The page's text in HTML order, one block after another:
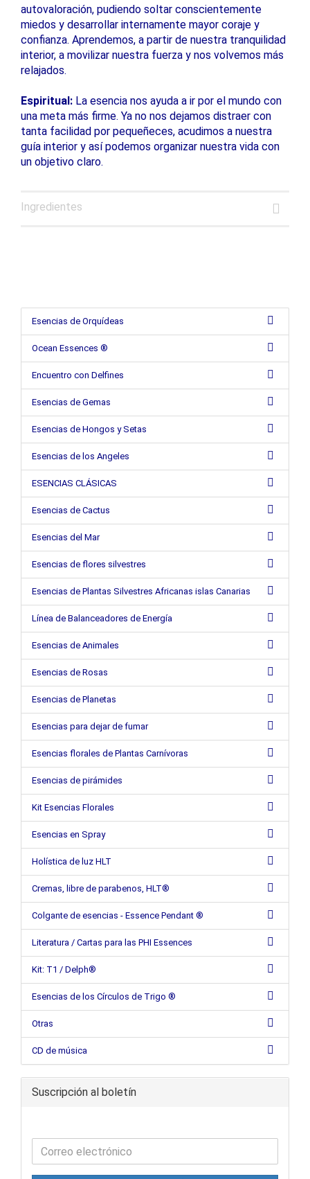
autovaloración, pudiendo soltar conscientemente
miedos y desarrollar internamente mayor coraje y
confianza. Aprendemos, a partir de nuestra tranquilidad
interior, a movilizar nuestra fuerza y nos volvemos más
relajados.
Espiritual: La esencia nos ayuda a ir por el mundo con
una meta más firme. Ya no nos dejamos distraer con
tanta facilidad por pequeñeces, acudimos a nuestra
guía interior y así podemos organizar nuestra vida con
un objetivo claro.
Ingredientes
Esencias de Orquídeas
Ocean Essences ®
Encuentro con Delfines
Esencias de Gemas
Esencias de Hongos y Setas
Esencias de los Angeles
ESENCIAS CLÁSICAS
Esencias de Cactus
Esencias del Mar
Esencias de flores silvestres
Esencias de Plantas Silvestres Africanas islas Canarias
Línea de Balanceadores de Energía
Esencias de Animales
Esencias de Rosas
Esencias de Planetas
Esencias para dejar de fumar
Esencias florales de Plantas Carnívoras
Esencias de pirámides
Kit Esencias Florales
Esencias en Spray
Holística de luz HLT
Cremas, libre de parabenos, HLT®
Colgante de esencias - Essence Pendant ®
Literatura / Cartas para las PHI Essences
Kit: T1 / Delph®
Esencias de los Círculos de Trigo ®
Otras
CD de música
Suscripción al boletín